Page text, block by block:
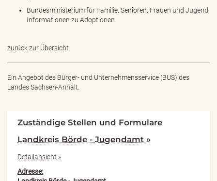
Bundesministerium für Familie, Senioren, Frauen und Jugend:
Informationen zu Adoptionen
zurück zur Übersicht
Ein Angebot des Bürger- und Unternehmensservice (BUS) des
Landes Sachsen-Anhalt.
Zuständige Stellen und Formulare
Landkreis Börde - Jugendamt »
Detailansicht »
Adresse: